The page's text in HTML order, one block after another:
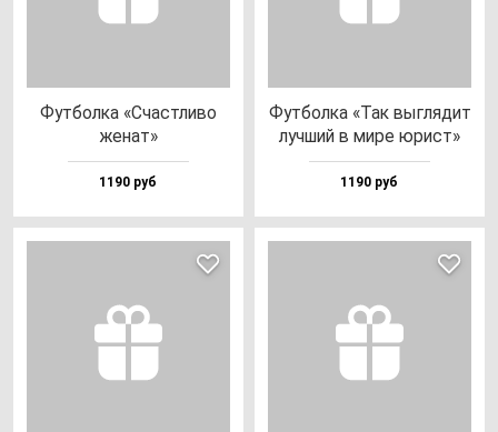
Фут­бол­ка «Счас­тли­во
же­нат»
1190 руб
Фут­бол­ка «Так выг­ля­дит
луч­ший в ми­ре юрист»
1190 руб